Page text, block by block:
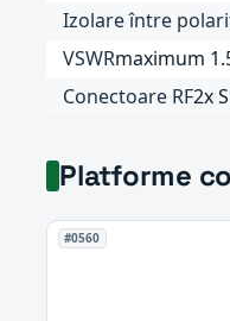
Izolare între
VSWRmaximum
Conectoare RF2x
Platforme
#0560